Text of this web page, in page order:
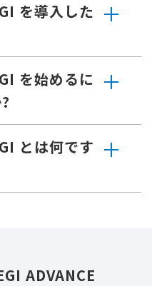
を導入した
を始めるに
とは何です
ADVANCE